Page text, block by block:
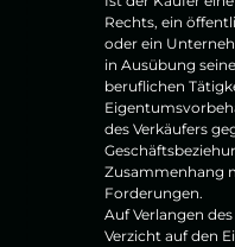
Rechts, ein
oder ein
in Ausübung
beruflichen
des Verkäufers
Zusammenhang
Forderungen.
Auf Verlangen
Verzicht auf den